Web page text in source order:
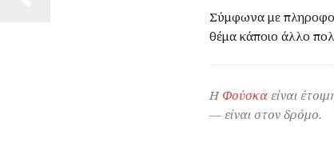
Σύμφωνα με
θέμα κάποιο άλλο
Η Φούσκα είναι
— είναι στον δρόμο.